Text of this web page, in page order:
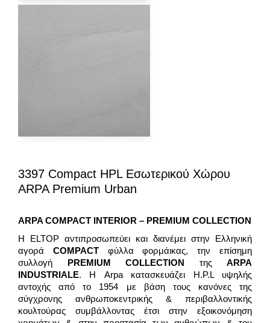
3397 Compact HPL Εσωτερικού Χώρου
ARPA Premium Urban
ARPA COMPACT INTERIOR – PREMIUM COLLECTION
H ELTOP αντιπροσωπεύει και διανέμει στην Ελληνική
αγορά COMPACTφύλλα φορμάικας, την επίσημη
συλλογή PREMIUM COLLECTION της ARPA
INDUSTRIALE. Η Arpa κατασκευάζει H.P.L υψηλής
αντοχής από το 1954 με βάση τους κανόνες της
σύγχρονης ανθρωποκεντρικής & περιβαλλοντικής
κουλτούρας συμβάλλοντας έτσι στην εξοικονόμηση